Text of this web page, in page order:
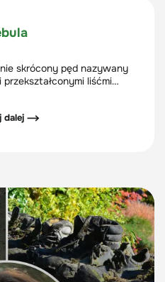
skrócony pęd nazywany
przekształconymi liśćmi
dalej ⟶